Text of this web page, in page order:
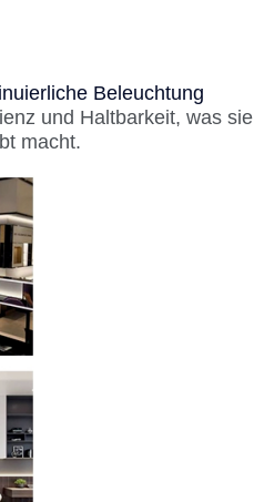
Beleuchtung
und Haltbarkeit, was sie
macht.